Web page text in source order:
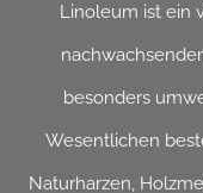
Linoleum ist ein
besonders
Wesentlichen
Naturharzen,